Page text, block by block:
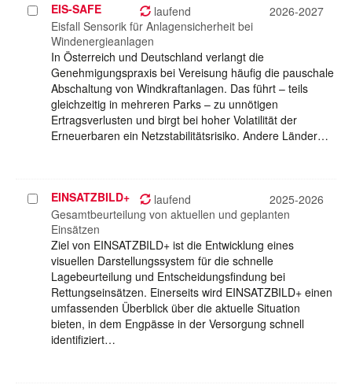
Projekt
auswählen
EIS-SAFE laufend
2026-2027
Eisfall Sensorik für Anlagensicherheit bei
Windenergieanlagen
In Österreich und Deutschland verlangt die
Genehmigungspraxis bei Vereisung häufig die pauschale
Abschaltung von Windkraftanlagen. Das führt – teils
gleichzeitig in mehreren Parks – zu unnötigen
Ertragsverlusten und birgt bei hoher Volatilität der
Erneuerbaren ein Netzstabilitätsrisiko. Andere Länder…
Projekt
auswählen
EINSATZBILD+ laufend
2025-2026
Gesamtbeurteilung von aktuellen und geplanten
Einsätzen
Ziel von EINSATZBILD+ ist die Entwicklung eines
visuellen Darstellungssystem für die schnelle
Lagebeurteilung und Entscheidungsfindung bei
Rettungseinsätzen. Einerseits wird EINSATZBILD+ einen
umfassenden Überblick über die aktuelle Situation
bieten, in dem Engpässe in der Versorgung schnell
identifiziert…